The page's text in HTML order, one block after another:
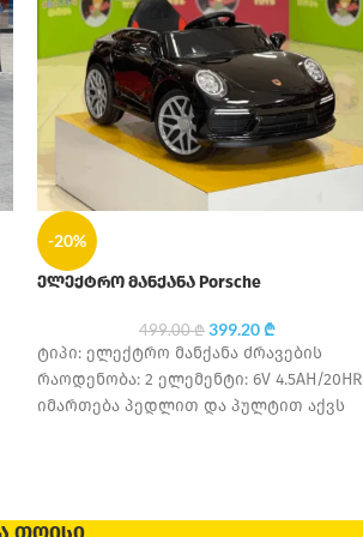
-20%
ელექტრო მანქანა Porsche
499.00₾ 399.20₾
ტიპი: ელექტრო მანქანა ძრავების
რაოდენობა: 2 ელემენტი: 6V 4.5AH/20HR
იმართება პედლით და პულტით აქვს